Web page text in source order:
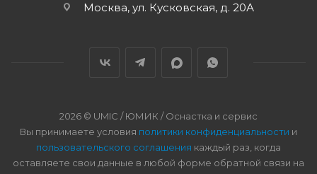
Москва, ул. Кусковская, д. 20А
2026 © UMIC / ЮМИК / Оснастка и сервис
Вы принимаете условия политики конфиденциальности и
пользовательского соглашения каждый раз, когда
оставляете свои данные в любой форме обратной связи на